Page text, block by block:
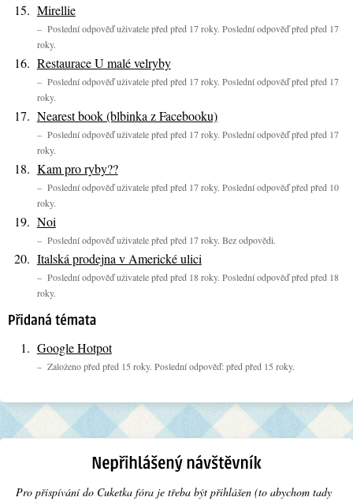
Mirellie
– Poslední odpověď uživatele před před 17 roky. Poslední odpověď před před 17
roky.
Restaurace U malé velryby
– Poslední odpověď uživatele před před 17 roky. Poslední odpověď před před 17
roky.
Nearest book (blbinka z Facebooku)
– Poslední odpověď uživatele před před 17 roky. Poslední odpověď před před 17
roky.
Kam pro ryby??
– Poslední odpověď uživatele před před 17 roky. Poslední odpověď před před 10
roky.
Noi
– Poslední odpověď uživatele před před 17 roky. Bez odpovědi.
Italská prodejna v Americké ulici
– Poslední odpověď uživatele před před 18 roky. Poslední odpověď před před 18
roky.
Google Hotpot
– Založeno před před 15 roky. Poslední odpověď: před před 15 roky.
Pro přispívání do Cuketka fóra je třeba být přihlášen (to abychom tady